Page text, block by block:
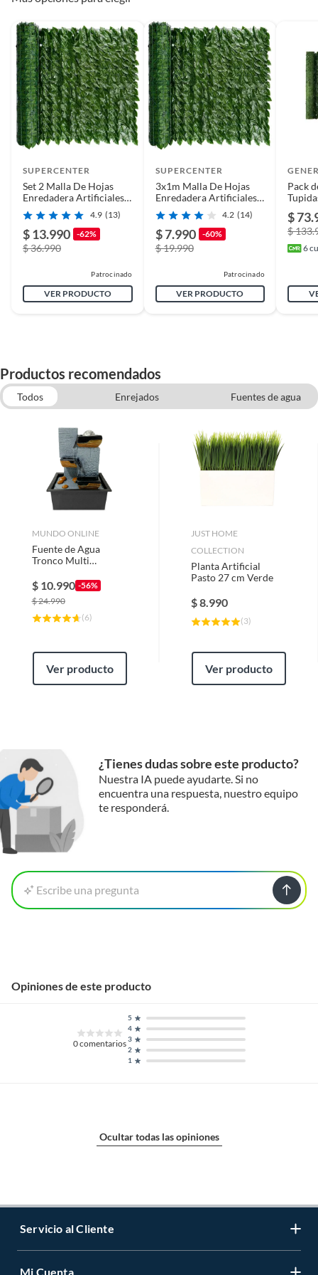
Largo
SUPERCENTER
Set 2 Malla De Hojas
Enredadera Artificiales
Cerca 3x1m Decorativa
4.9 (13)
$ 13.990 -62%
$ 36.990
Patrocinado
VER PRODUCTO
SUPERCENTER
3x1m Malla De Hojas
Enredadera Artificiales
Cerca Decorativa Verde
4.2 (14)
$ 7.990 -60%
$ 19.990
Patrocinado
VER PRODUCTO
Pack
$
$
6
Productos recomendados
Todos Enrejados
Fuentes de agua
Faroles y Candelabros
Mallas
MUNDO ONLINE
Fuente de Agua
Tronco Multi
con Iluminación LED
$ 10.990 -56%
$24.990
(6)
Ver producto
JUST HOME
COLLECTION
Planta Artificial
Pasto 27 cm Verde
$8.990
(3)
Ver producto
¿Tienes dudas sobre este producto?
Nuestra IA puede ayudarte. Si no
encuentra una respuesta, nuestro equipo
te responderá.
Escribe una pregunta
Opiniones de este producto
0comentarios
1
2
3
4
5
Ocultar todas las opiniones
Servicio al Cliente
Contáctanos
Mi Cuenta